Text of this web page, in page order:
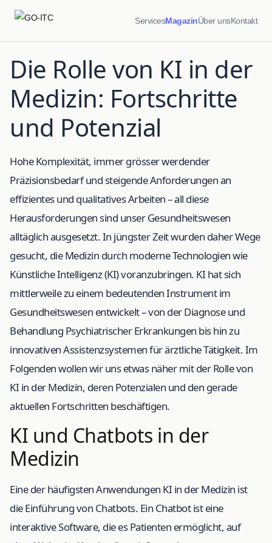
ServicesMagazinÜber unsKontakt
Die Rolle von KI in der
Medizin: Fortschritte
und Potenzial
Hohe Komplexität, immer grösser werdender
Präzisionsbedarf und steigende Anforderungen an
effizientes und qualitatives Arbeiten – all diese
Herausforderungen sind unser Gesundheitswesen
alltäglich ausgesetzt. In jüngster Zeit wurden daher Wege
gesucht, die Medizin durch moderne Technologien wie
Künstliche Intelligenz (KI) voranzubringen. KI hat sich
mittlerweile zu einem bedeutenden Instrument im
Gesundheitswesen entwickelt – von der Diagnose und
Behandlung Psychiatrischer Erkrankungen bis hin zu
innovativen Assistenzsystemen für ärztliche Tätigkeit. Im
Folgenden wollen wir uns etwas näher mit der Rolle von
KI in der Medizin, deren Potenzialen und den gerade
aktuellen Fortschritten beschäftigen.
KI und Chatbots in der
Medizin
Eine der häufigsten Anwendungen KI in der Medizin ist
die Einführung von Chatbots. Ein Chatbot ist eine
interaktive Software, die es Patienten ermöglicht, auf